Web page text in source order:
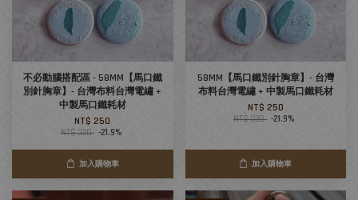
不必動腦搭配區 - 58MM【馬口鐵
別針胸章】- 台灣布料台灣電繡 +
中製馬口鐵耗材
NT$ 250
NT$ 320 -21.9%
加入購物車
58MM【馬口鐵別針胸章】- 台灣
布料台灣電繡 + 中製馬口鐵耗材
NT$ 250
NT$ 320 -21.9%
加入購物車